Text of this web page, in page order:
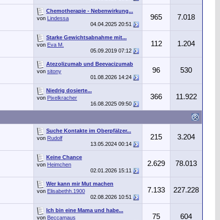
Chemotherapie - Nebenwirkung...
von Lindessa
04.04.2025 20:51
965 7.018
Starke Gewichtsabnahme mit...
von Eva M.
05.09.2019 07:12
112 1.204
Atezolizumab und Beevacizumab
von sitony
01.08.2026 14:24
96 530
Niedrig dosierte...
von Pixelkracher
16.08.2025 09:50
366 11.922
Suche Kontakte im Oberpfälzer...
von Rudolf
13.05.2024 00:14
215 3.204
Keine Chance
von Heimchen
02.01.2026 15:11
2.629 78.013
Wer kann mir Mut machen
von Elisabethh.1900
02.08.2026 10:51
7.133 227.228
Ich bin eine Mama und habe...
von Beccamaus
75 604